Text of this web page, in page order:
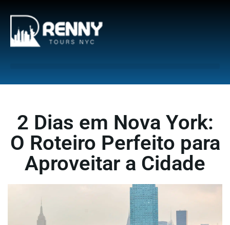
2 Dias em Nova York:
O Roteiro Perfeito para
Aproveitar a Cidade